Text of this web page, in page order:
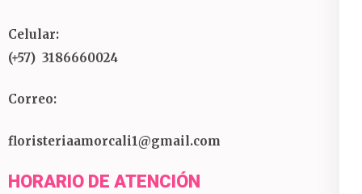
Celular:
(+57) 3186660024
Correo:
floristeriaamorcali1@gmail.com
HORARIO DE ATENCIÓN